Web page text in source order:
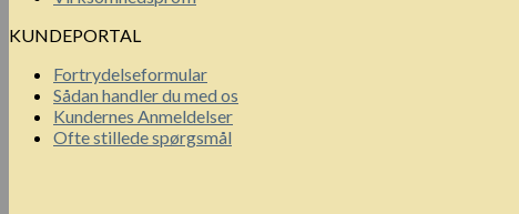
KUNDEPORTAL
Fortrydelseformular
Sådan handler du med os
Kundernes Anmeldelser
Ofte stillede spørgsmål